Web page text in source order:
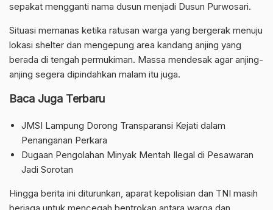
sepakat mengganti nama dusun menjadi Dusun Purwosari.
Situasi memanas ketika ratusan warga yang bergerak menuju
lokasi shelter dan mengepung area kandang anjing yang
berada di tengah permukiman. Massa mendesak agar anjing-
anjing segera dipindahkan malam itu juga.
Baca Juga Terbaru
JMSI Lampung Dorong Transparansi Kejati dalam
Penanganan Perkara
Dugaan Pengolahan Minyak Mentah Ilegal di Pesawaran
Jadi Sorotan
Hingga berita ini diturunkan, aparat kepolisian dan TNI masih